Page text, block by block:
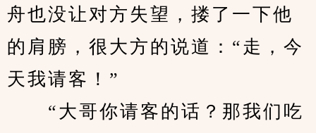
舟也没让对方失望，搂了一下他
的肩膀，很大方的说道：“走，今
天我请客！”
“大哥你请客的话？那我们吃